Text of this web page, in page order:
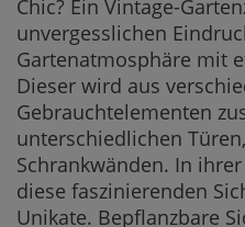
Chic? Ein Vintage-
unvergesslichen
Gartenatmosphäre mit
Dieser wird aus
Gebrauchtelementen
unterschiedlichen
Schrankwänden. In
diese faszinierenden
Unikate. Bepflanzbare